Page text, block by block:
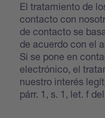
El tratamiento de
contacto con
de contacto se
de acuerdo con el
Si se pone en
electrónico, el
nuestro interés
párr. 1, s. 1, let. f